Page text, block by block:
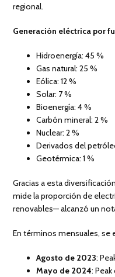
regional.
Generación eléctrica por
Hidroenergía: 45 %
Gas natural: 25 %
Eólica: 12 %
Solar: 7 %
Bioenergía: 4 %
Carbón mineral: 2 %
Nuclear: 2 %
Derivados del
Geotérmica: 1 %
Gracias a esta
mide la proporción de
renovables— alcanzó un
En términos mensuales, se
Agosto de 2023:
Mayo de 2024: